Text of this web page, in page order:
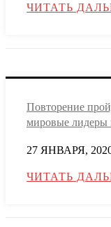
ЧИТАТЬ
Повторение
мировые лидеры
27 ЯНВАРЯ,
ЧИТАТЬ